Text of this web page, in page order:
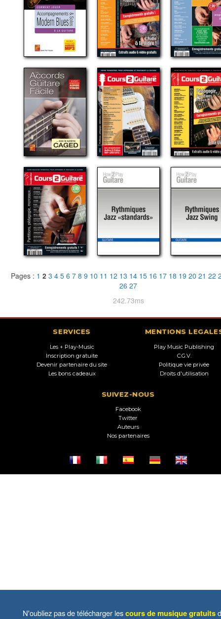
Pages : 1 2 3 4 5 6 7 8 9 10 11 12 13 14 15 16 17 18 19 20 21 22
26 27
242.73ms
SERVICES
Les + Play-Music
Inscription gratuite
Devenir partenaire du site
Les bons cadeaux
MENTIONS
Play Music Publishing
C.G.V.
Politique vie privée
Droits d'utilisation
SUIVEZ-NOUS
Facebook
Twitter
Auteurs
Nos partenaires
N'oubliez pas de télécharger lescours de musique gratuits